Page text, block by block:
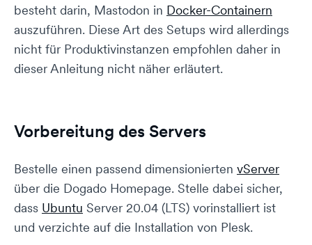
besteht darin, Mastodon in Docker-Containern
auszuführen. Diese Art des Setups wird allerdings
nicht für Produktivinstanzen empfohlen daher in
dieser Anleitung nicht näher erläutert.
Vorbereitung des Servers
Bestelle einen passend dimensionierten vServer
über die Dogado Homepage. Stelle dabei sicher,
dass Ubuntu Server 20.04 (LTS) vorinstalliert ist
und verzichte auf die Installation von Plesk.